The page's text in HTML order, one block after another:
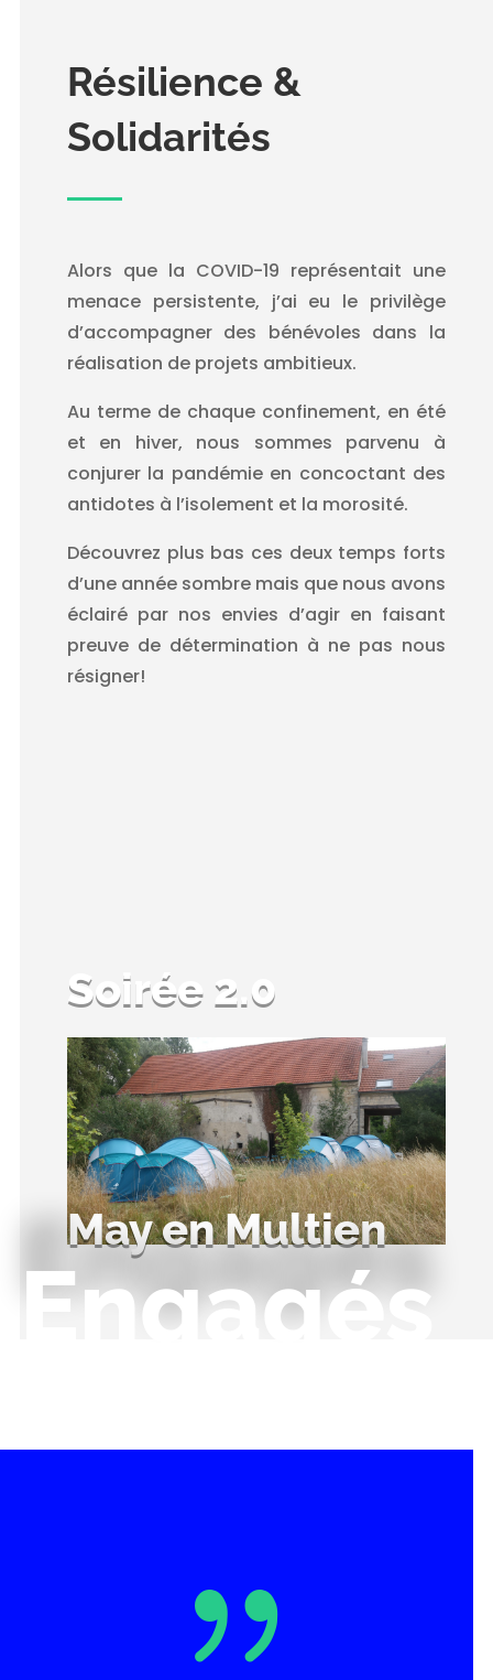
Résilience &
Solidarités
Alors que la COVID-19 représentait une
menace persistente, j’ai eu le privilège
d’accompagner des bénévoles dans la
réalisation de projets ambitieux.
Au terme de chaque confinement, en été
et en hiver, nous sommes parvenu à
conjurer la pandémie en concoctant des
antidotes à l’isolement et la morosité.
Découvrez plus bas ces deux temps forts
d’une année sombre mais que nous avons
éclairé par nos envies d’agir en faisant
preuve de détermination à ne pas nous
résigner!
Soirée 2.0
May en Multien
Engagés
{